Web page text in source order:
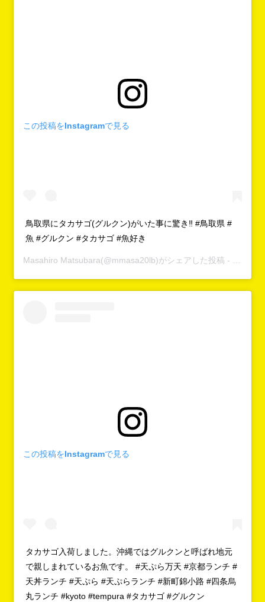
この投稿をInstagramで見る
鳥取県にタカサゴ(グルクン)がいた事に驚き‼️ #鳥取県 #
魚 #グルクン #タカサゴ #魚好き
Masahiro Matsubara(@mmasa20lb)がシェアした投稿 -
この投稿をInstagramで見る
タカサゴ入荷しました。沖縄ではグルクンと呼ばれ地元
で親しまれているお魚です。 #天ぷら万天 #京都ランチ #
天丼ランチ #天ぷら #天ぷらランチ #新町錦小路 #四条烏
丸ランチ #kyoto #tempura #タカサゴ #グルクン